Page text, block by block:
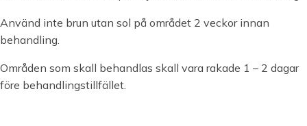
Använd inte brun utan sol på området 2 veckor innan
behandling.
Områden som skall behandlas skall vara rakade 1 – 2 dagar
före behandlingstillfället.